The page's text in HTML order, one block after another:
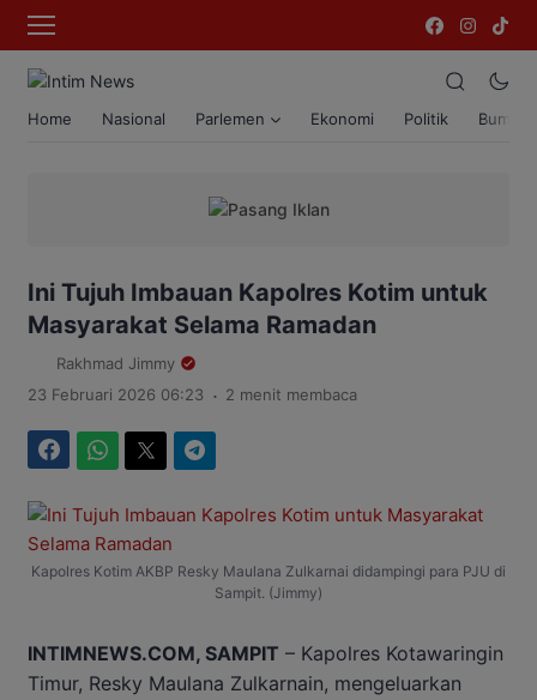
Home Nasional Parlemen Ekonomi Politik Bumi
Ini Tujuh Imbauan Kapolres Kotim untuk
Masyarakat Selama Ramadan
Rakhmad Jimmy
23 Februari 2026 06:23 . 2 menit membaca
Kapolres Kotim AKBP Resky Maulana Zulkarnai didampingi para PJU di
Sampit. (Jimmy)
INTIMNEWS.COM, SAMPIT – Kapolres Kotawaringin
Timur, Resky Maulana Zulkarnain, mengeluarkan